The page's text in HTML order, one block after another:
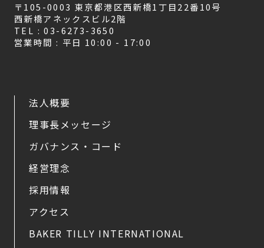
〒105-0003 東京都港区西新橋1丁目22番10号
西新橋アネックスビル2階
TEL : 03-6273-3650
営業時間 : 平日 10:00 - 17:00
法人概要
理事長メッセージ
ガバナンス・コード
経営理念
採用情報
アクセス
BAKER TILLY INTERNATIONAL